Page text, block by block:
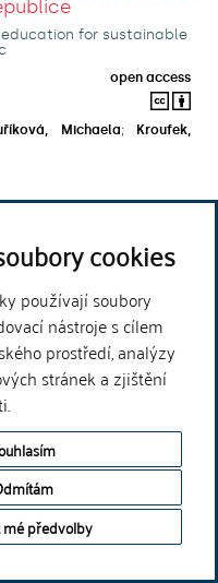
cookies
používají soubory
nástroje s cílem
prostředí, analýzy
stránek a zjištění
předvolby
for sustainable
open access
Michaela;
Kroufek,
přístupu Vzdělávání pro
provázané podpůrné
pro udržitelnost
a ...